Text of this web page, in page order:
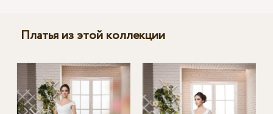
Платья из этой коллекции